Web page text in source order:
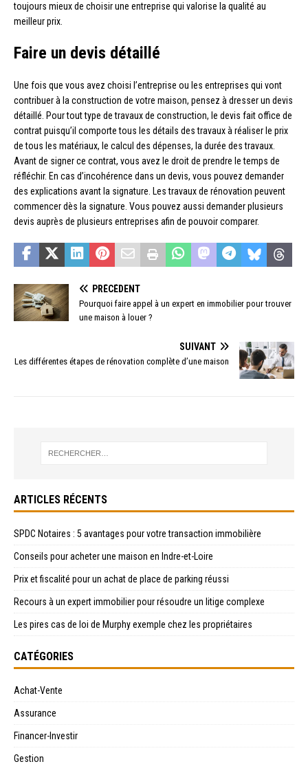
toujours mieux de choisir une entreprise qui valorise la qualité au
meilleur prix.
Faire un devis détaillé
Une fois que vous avez choisi l’entreprise ou les entreprises qui vont
contribuer à la construction de votre maison, pensez à dresser un devis
détaillé. Pour tout type de travaux de construction, le devis fait office de
contrat puisqu’il comporte tous les détails des travaux à réaliser le prix
de tous les matériaux, le calcul des dépenses, la durée des travaux.
Avant de signer ce contrat, vous avez le droit de prendre le temps de
réfléchir. En cas d’incohérence dans un devis, vous pouvez demander
des explications avant la signature. Les travaux de rénovation peuvent
commencer dès la signature. Vous pouvez aussi demander plusieurs
devis auprès de plusieurs entreprises afin de pouvoir comparer.
PRÉCÉDENT
Pourquoi faire appel à un expert en immobilier pour trouver
une maison à louer ?
SUIVANT
Les différentes étapes de rénovation complète d’une maison
ARTICLES RÉCENTS
SPDC Notaires : 5 avantages pour votre transaction immobilière
Conseils pour acheter une maison en Indre-et-Loire
Prix et fiscalité pour un achat de place de parking réussi
Recours à un expert immobilier pour résoudre un litige complexe
Les pires cas de loi de Murphy exemple chez les propriétaires
CATÉGORIES
Achat-Vente
Assurance
Financer-Investir
Gestion